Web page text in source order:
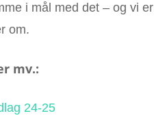
i mål med det – og vi
om.
mv.:
24-25